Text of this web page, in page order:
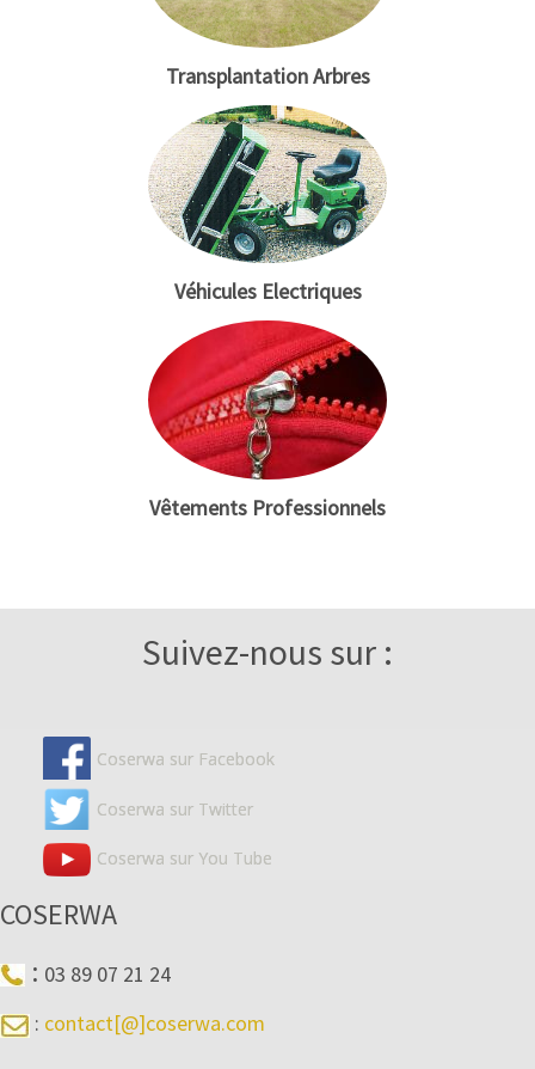
Transplantation Arbres
Véhicules Electriques
Vêtements Professionnels
Suivez-nous sur :
Coserwa sur Facebook
Coserwa sur Twitter
Coserwa sur You Tube
COSERWA
: 03 89 07 21 24
: contact[@]coserwa.com